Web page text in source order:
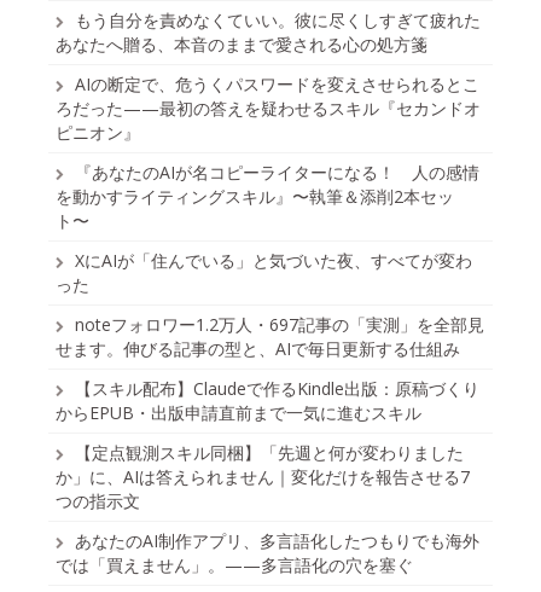
もう自分を責めなくていい。彼に尽くしすぎて疲れた
あなたへ贈る、本音のままで愛される心の処方箋
AIの断定で、危うくパスワードを変えさせられるとこ
ろだった——最初の答えを疑わせるスキル『セカンドオ
ピニオン』
『あなたのAIが名コピーライターになる！ 人の感情
を動かすライティングスキル』〜執筆＆添削2本セッ
ト〜
XにAIが「住んでいる」と気づいた夜、すべてが変わ
った
noteフォロワー1.2万人・697記事の「実測」を全部見
せます。伸びる記事の型と、AIで毎日更新する仕組み
【スキル配布】Claudeで作るKindle出版：原稿づくり
からEPUB・出版申請直前まで一気に進むスキル
【定点観測スキル同梱】「先週と何が変わりました
か」に、AIは答えられません｜変化だけを報告させる7
つの指示文
あなたのAI制作アプリ、多言語化したつもりでも海外
では「買えません」。——多言語化の穴を塞ぐ